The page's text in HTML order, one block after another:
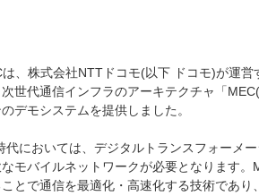
は、株式会社NTTドコモ(以下 ドコモ)が運
次世代通信インフラのアーキテクチャ「
のデモシステムを提供しました。
代においては、デジタルトランスフォーメ
モバイルネットワークが必要となります
とで通信を最適化・高速化する技術であ